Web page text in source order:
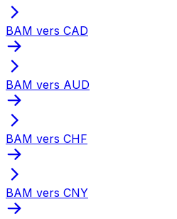
BAM vers CAD
BAM vers AUD
BAM vers CHF
BAM vers CNY